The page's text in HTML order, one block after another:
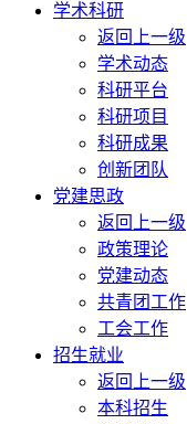
学术科研
返回上一级
学术动态
科研平台
科研项目
科研成果
创新团队
党建思政
返回上一级
政策理论
党建动态
共青团工作
工会工作
招生就业
返回上一级
本科招生